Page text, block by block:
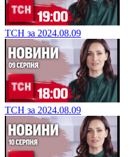
ТСН за 2024.08.09
ТСН за 2024.08.09